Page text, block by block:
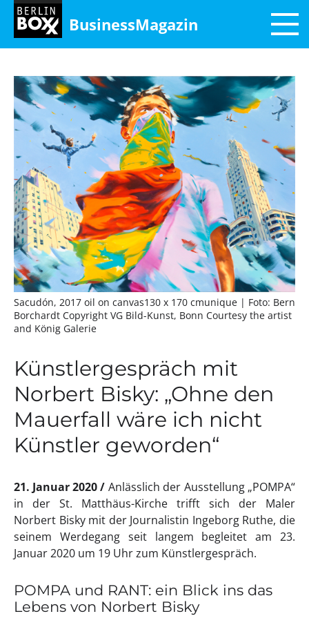
BusinessMagazin
Sacudón, 2017 oil on canvas130 x 170 cmunique | Foto: Bern
Borchardt Copyright VG Bild-Kunst, Bonn Courtesy the artist
and König Galerie
Künstlergespräch mit
Norbert Bisky: „Ohne den
Mauerfall wäre ich nicht
Künstler geworden“
21. Januar 2020
Anlässlich der Ausstellung „POMPA“
in der St. Matthäus-Kirche trifft sich der Maler
Norbert Bisky mit der Journalistin Ingeborg Ruthe, die
seinem Werdegang seit langem begleitet am 23.
Januar 2020 um 19 Uhr zum Künstlergespräch.
POMPA und RANT: ein Blick ins das
Lebens von Norbert Bisky